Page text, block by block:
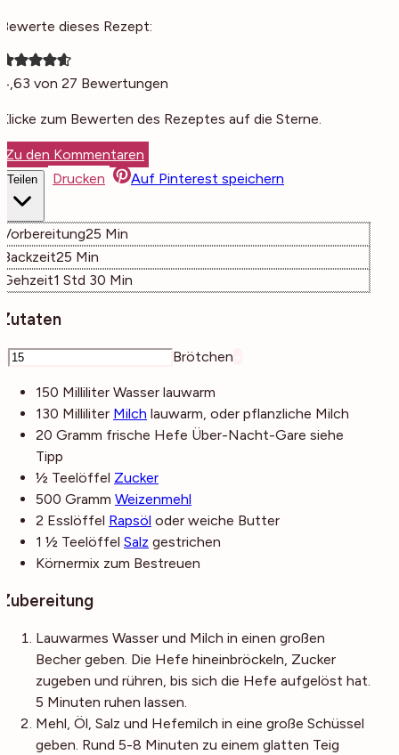
Bewerte dieses Rezept:
4,63 von 27 Bewertungen
Klicke zum Bewerten des Rezeptes auf die Sterne.
Zu den Kommentaren
Teilen Drucken Auf Pinterest speichern
Vorbereitung25 Minuten
Min
Backzeit25 Minuten
Min
Gehzeit1 Stunde
Std 30 Minuten
Min
Zutaten
Brötchen
150 Milliliter Wasser lauwarm
130 Milliliter Milch lauwarm, oder pflanzliche Milch
20 Gramm frische Hefe Über-Nacht-Gare siehe
Tipp
½ Teelöffel Zucker
500 Gramm Weizenmehl
2 Esslöffel Rapsöl oder weiche Butter
1 ½ Teelöffel Salz gestrichen
Körnermix zum Bestreuen
Zubereitung
Lauwarmes Wasser und Milch in einen großen
Becher geben. Die Hefe hineinbröckeln, Zucker
zugeben und rühren, bis sich die Hefe aufgelöst hat.
5 Minuten ruhen lassen.
Mehl, Öl, Salz und Hefemilch in eine große Schüssel
geben. Rund 5-8 Minuten zu einem glatten Teig